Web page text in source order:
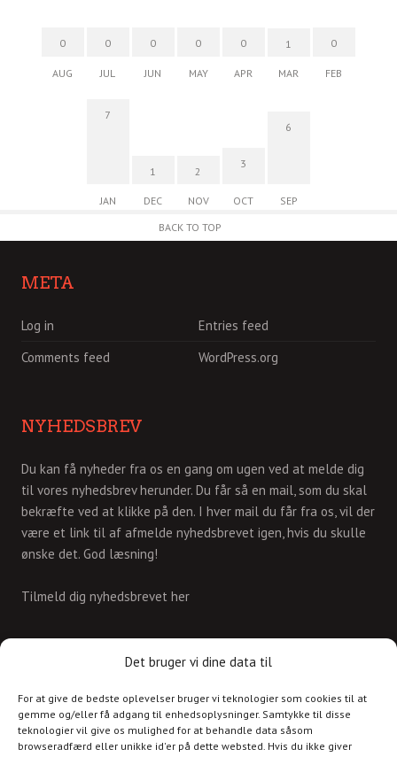
Det bruger vi dine data til
For at give de bedste oplevelser bruger vi teknologier som cookies til at
gemme og/eller få adgang til enhedsoplysninger. Samtykke til disse
teknologier vil give os mulighed for at behandle data såsom
browseradfærd eller unikke id'er på dette websted. Hvis du ikke giver
0
AUG
0
JUL
0
JUN
0
MAY
0
APR
1
MAR
0
FEB
7
JAN
1
DEC
2
NOV
3
OCT
6
SEP
BACK TO TOP
META
Log in
Entries feed
Comments feed
WordPress.org
NYHEDSBREV
Du kan få nyheder fra os en gang om ugen ved at melde dig
til vores nyhedsbrev herunder. Du får så en mail, som du skal
bekræfte ved at klikke på den. I hver mail du får fra os, vil der
være et link til af afmelde nyhedsbrevet igen, hvis du skulle
ønske det. God læsning!
Tilmeld dig nyhedsbrevet her
Skriv til os på
info@christianshavnskvarter.dk